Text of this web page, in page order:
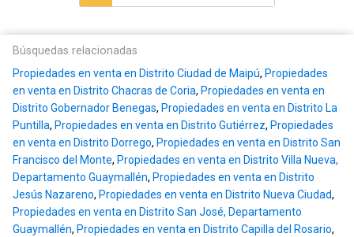
Búsquedas relacionadas
Propiedades en venta en Distrito Ciudad de Maipú, Propiedades
en venta en Distrito Chacras de Coria, Propiedades en venta en
Distrito Gobernador Benegas, Propiedades en venta en Distrito La
Puntilla, Propiedades en venta en Distrito Gutiérrez, Propiedades
en venta en Distrito Dorrego, Propiedades en venta en Distrito San
Francisco del Monte, Propiedades en venta en Distrito Villa Nueva,
Departamento Guaymallén, Propiedades en venta en Distrito
Jesús Nazareno, Propiedades en venta en Distrito Nueva Ciudad,
Propiedades en venta en Distrito San José, Departamento
Guaymallén, Propiedades en venta en Distrito Capilla del Rosario,